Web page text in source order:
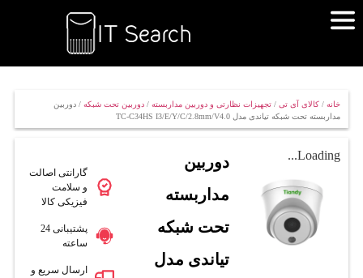
خانه/ کالای آی تی/ تجهیزات نظارتی و دوربین مداربسته/ دوربین تحت شبکه/ دوربین
مداربسته تحت شبکه تیاندی مدل TC-C34HS I3/E/Y/C/2.8mm/V4.0
Loading...
دوربین
مداربسته
تحت شبکه
تیاندی مدل
گارانتی اصالت
و سلامت
فیزیکی کالا
پشتیبانی 24
ساعته
ارسال سریع و